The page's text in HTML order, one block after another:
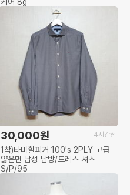
4시간전
30,000원
1착)타미힐피거 100's 2PLY 고급
얇은면 남성 남방/드레스 셔츠
S/P/95